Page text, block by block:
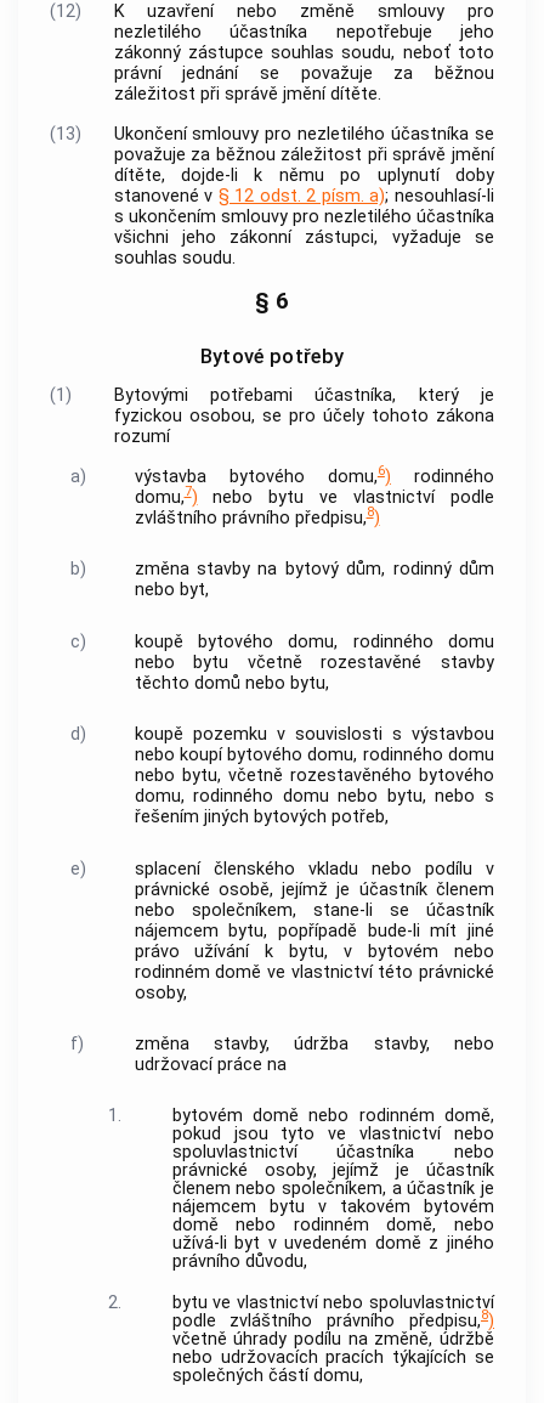
(12)
K uzavření nebo změně smlouvy pro
nezletilého účastníka nepotřebuje jeho
zákonný zástupce souhlas soudu, neboť toto
právní jednání se považuje za běžnou
záležitost při správě jmění dítěte.
(13)
Ukončení smlouvy pro nezletilého účastníka se
považuje za běžnou záležitost při správě jmění
dítěte, dojde-li k němu po uplynutí doby
stanovené v § 12 odst. 2 písm. a); nesouhlasí-li
s ukončením smlouvy pro nezletilého účastníka
všichni jeho zákonní zástupci, vyžaduje se
souhlas soudu.
§ 6
Bytové potřeby
(1)
Bytovými potřebami účastníka, který je
fyzickou osobou, se pro účely tohoto zákona
rozumí
a)
výstavba bytového domu,6) rodinného
domu,7) nebo bytu ve vlastnictví podle
zvláštního právního předpisu,8)
b)
změna stavby na bytový dům, rodinný dům
nebo byt,
c)
koupě bytového domu, rodinného domu
nebo bytu včetně rozestavěné stavby
těchto domů nebo bytu,
d)
koupě pozemku v souvislosti s výstavbou
nebo koupí bytového domu, rodinného domu
nebo bytu, včetně rozestavěného bytového
domu, rodinného domu nebo bytu, nebo s
řešením jiných bytových potřeb,
e)
splacení členského vkladu nebo podílu v
právnické osobě, jejímž je účastník členem
nebo společníkem, stane-li se účastník
nájemcem bytu, popřípadě bude-li mít jiné
právo užívání k bytu, v bytovém nebo
rodinném domě ve vlastnictví této právnické
osoby,
f)
změna stavby, údržba stavby, nebo
udržovací práce na
1.
bytovém domě nebo rodinném domě,
pokud jsou tyto ve vlastnictví nebo
spoluvlastnictví účastníka nebo
právnické osoby, jejímž je účastník
členem nebo společníkem, a účastník je
nájemcem bytu v takovém bytovém
domě nebo rodinném domě, nebo
užívá-li byt v uvedeném domě z jiného
právního důvodu,
2.
bytu ve vlastnictví nebo spoluvlastnictví
podle zvláštního právního předpisu,8)
včetně úhrady podílu na změně, údržbě
nebo udržovacích pracích týkajících se
společných částí domu,